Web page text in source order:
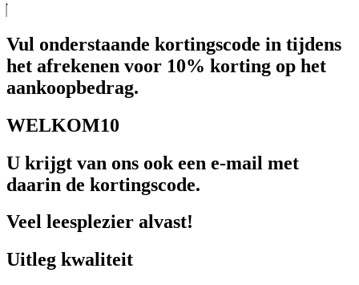
Vul onderstaande kortingscode in tijdens
het afrekenen voor 10% korting op het
aankoopbedrag.
WELKOM10
U krijgt van ons ook een e-mail met
daarin de kortingscode.
Veel leesplezier alvast!
Uitleg kwaliteit